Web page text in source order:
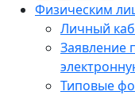
Физическим
Личный
Заявление
Типовые